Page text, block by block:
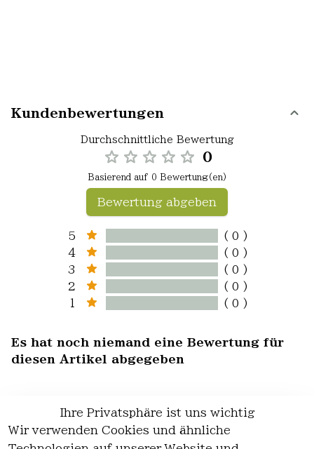
Kundenbewertungen
Durchschnittliche Bewertung
0
Basierend auf 0 Bewertung(en)
Bewertung abgeben
5
( 0 )
4
( 0 )
3
( 0 )
2
( 0 )
1
( 0 )
Es hat noch niemand eine Bewertung für
diesen Artikel abgegeben
EU-Verantwortliche Person - klicken Sie
Ihre Privatsphäre ist uns wichtig
Wir verwenden Cookies und ähnliche